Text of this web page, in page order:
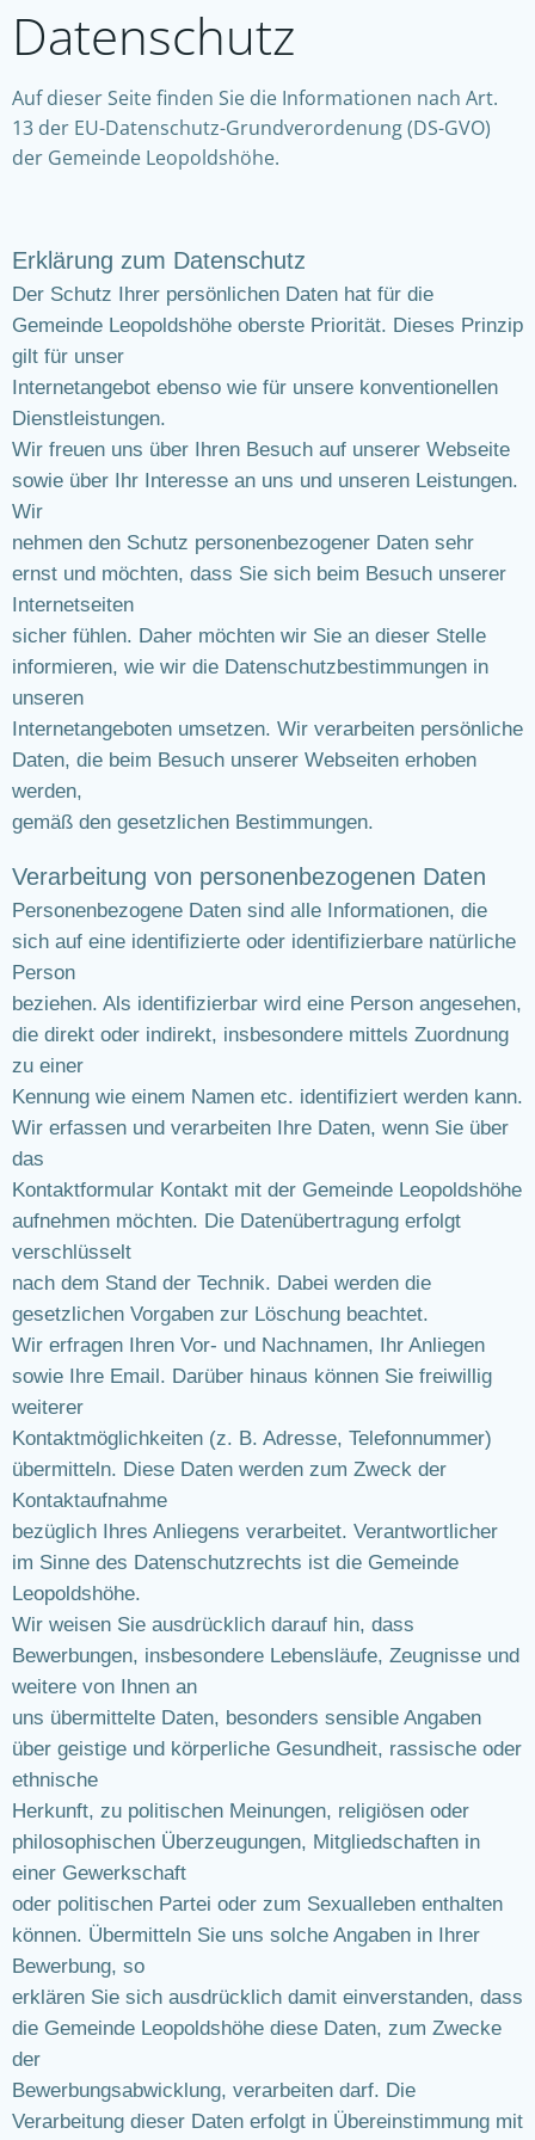
Datenschutz
Auf dieser Seite finden Sie die Informationen nach Art.
13 der EU-Datenschutz-Grundverordenung (DS-GVO)
der Gemeinde Leopoldshöhe.
Erklärung zum Datenschutz
Der Schutz Ihrer persönlichen Daten hat für die
Gemeinde Leopoldshöhe oberste Priorität. Dieses Prinzip
gilt für unser
Internetangebot ebenso wie für unsere konventionellen
Dienstleistungen.
Wir freuen uns über Ihren Besuch auf unserer Webseite
sowie über Ihr Interesse an uns und unseren Leistungen.
Wir
nehmen den Schutz personenbezogener Daten sehr
ernst und möchten, dass Sie sich beim Besuch unserer
Internetseiten
sicher fühlen. Daher möchten wir Sie an dieser Stelle
informieren, wie wir die Datenschutzbestimmungen in
unseren
Internetangeboten umsetzen. Wir verarbeiten persönliche
Daten, die beim Besuch unserer Webseiten erhoben
werden,
gemäß den gesetzlichen Bestimmungen.
Verarbeitung von personenbezogenen Daten
Personenbezogene Daten sind alle Informationen, die
sich auf eine identifizierte oder identifizierbare natürliche
Person
beziehen. Als identifizierbar wird eine Person angesehen,
die direkt oder indirekt, insbesondere mittels Zuordnung
zu einer
Kennung wie einem Namen etc. identifiziert werden kann.
Wir erfassen und verarbeiten Ihre Daten, wenn Sie über
das
Kontaktformular Kontakt mit der Gemeinde Leopoldshöhe
aufnehmen möchten. Die Datenübertragung erfolgt
verschlüsselt
nach dem Stand der Technik. Dabei werden die
gesetzlichen Vorgaben zur Löschung beachtet.
Wir erfragen Ihren Vor- und Nachnamen, Ihr Anliegen
sowie Ihre Email. Darüber hinaus können Sie freiwillig
weiterer
Kontaktmöglichkeiten (z. B. Adresse, Telefonnummer)
übermitteln. Diese Daten werden zum Zweck der
Kontaktaufnahme
bezüglich Ihres Anliegens verarbeitet. Verantwortlicher
im Sinne des Datenschutzrechts ist die Gemeinde
Leopoldshöhe.
Wir weisen Sie ausdrücklich darauf hin, dass
Bewerbungen, insbesondere Lebensläufe, Zeugnisse und
weitere von Ihnen an
uns übermittelte Daten, besonders sensible Angaben
über geistige und körperliche Gesundheit, rassische oder
ethnische
Herkunft, zu politischen Meinungen, religiösen oder
philosophischen Überzeugungen, Mitgliedschaften in
einer Gewerkschaft
oder politischen Partei oder zum Sexualleben enthalten
können. Übermitteln Sie uns solche Angaben in Ihrer
Bewerbung, so
erklären Sie sich ausdrücklich damit einverstanden, dass
die Gemeinde Leopoldshöhe diese Daten, zum Zwecke
der
Bewerbungsabwicklung, verarbeiten darf. Die
Verarbeitung dieser Daten erfolgt in Übereinstimmung mit